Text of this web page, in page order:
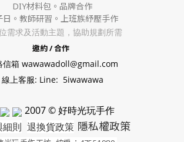
DIY材料包。 品牌合作
日。教師研習。上班族紓壓手作
需求及活動主題，協助規劃所需
邀約 / 合作
信箱 wawawadoll@gmail.com
線上客服: Line: 5iwawawa
2007 © 好時光玩手作
細則 退換貨政策 隱私權政策